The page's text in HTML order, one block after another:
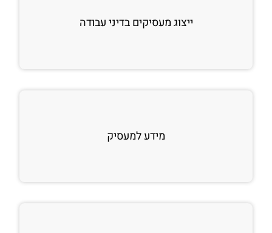
ייצוג מעסיקים בדיני עבודה
מידע למעסיק